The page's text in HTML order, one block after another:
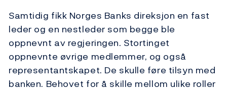
Samtidig fikk Norges Banks direksjon en fast
leder og en nestleder som begge ble
oppnevnt av regjeringen. Stortinget
oppnevnte øvrige medlemmer, og også
representantskapet. De skulle føre tilsyn med
banken. Behovet for å skille mellom ulike roller